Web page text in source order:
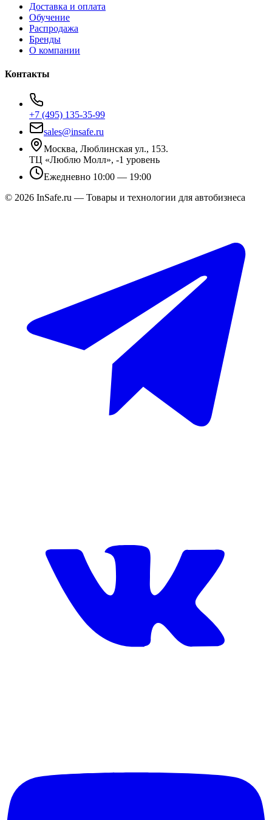
Доставка и оплата
Обучение
Распродажа
Бренды
О компании
Контакты
+7 (495) 135-35-99
sales@insafe.ru
Москва, Люблинская ул., 153.
ТЦ «Люблю Молл», -1 уровень
Ежедневно 10:00 — 19:00
© 2026 InSafe.ru — Товары и технологии для автобизнеса